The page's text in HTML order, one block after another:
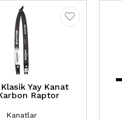
Yay Kanat
Raptor
Kanatlar